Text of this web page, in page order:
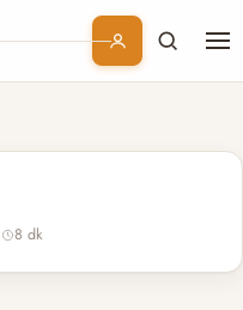
Branşlar
Konular
8 dk